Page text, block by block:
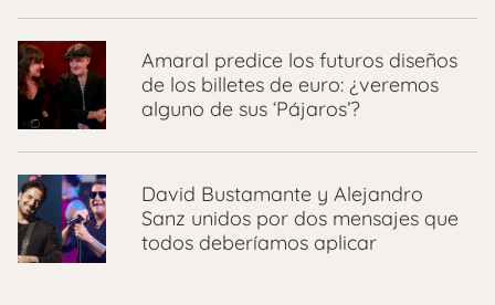
Amaral predice los futuros diseños
de los billetes de euro: ¿veremos
alguno de sus ‘Pájaros’?
David Bustamante y Alejandro
Sanz unidos por dos mensajes que
todos deberíamos aplicar